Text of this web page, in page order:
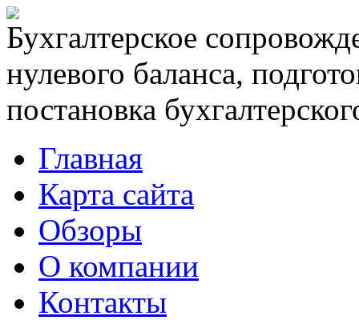
Бухгалтерское
нулевого баланса,
постановка
Главная
Карта сайта
Обзоры
О компании
Контакты